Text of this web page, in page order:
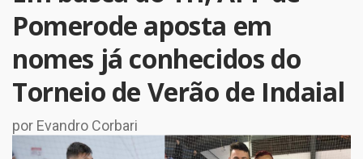
Pomerode aposta em
nomes já conhecidos do
Torneio de Verão de Indaial
por Evandro Corbari